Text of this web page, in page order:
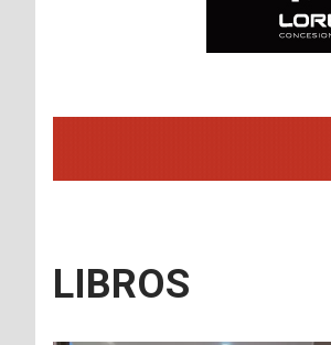
LIBROS